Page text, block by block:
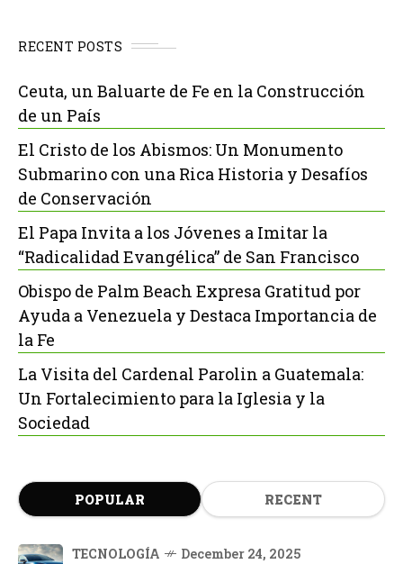
RECENT POSTS
Ceuta, un Baluarte de Fe en la Construcción
de un País
El Cristo de los Abismos: Un Monumento
Submarino con una Rica Historia y Desafíos
de Conservación
El Papa Invita a los Jóvenes a Imitar la
“Radicalidad Evangélica” de San Francisco
Obispo de Palm Beach Expresa Gratitud por
Ayuda a Venezuela y Destaca Importancia de
la Fe
La Visita del Cardenal Parolin a Guatemala:
Un Fortalecimiento para la Iglesia y la
Sociedad
POPULAR RECENT
TECNOLOGÍA December 24, 2025